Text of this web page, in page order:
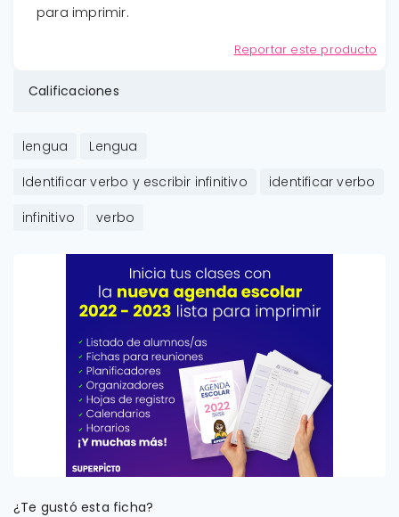
para imprimir.
Reportar este producto
Calificaciones
lengua
Lengua
Identificar verbo y escribir infinitivo
identificar verbo
infinitivo
verbo
¿Te gustó esta ficha?